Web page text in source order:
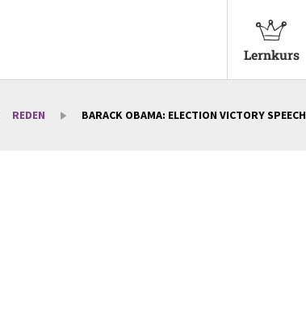
Lernkurs
REDEN BARACK OBAMA: ELECTION VICTORY SPEECH